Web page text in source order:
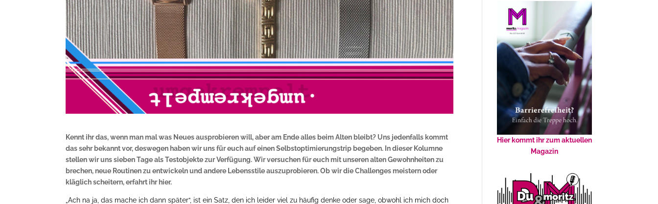
Kennt ihr das, wenn man mal was Neues ausprobieren will, aber am Ende alles beim Alten bleibt? Uns jedenfalls kommt
das sehr bekannt vor, deswegen haben wir uns für euch auf einen Selbstoptimierungstrip begeben. In dieser Kolumne
stellen wir uns sieben Tage als Testobjekte zur Verfügung. Wir versuchen für euch mit unseren alten Gewohnheiten zu
brechen, neue Routinen zu entwickeln und andere Lebensstile auszuprobieren. Ob wir die Challenges meistern oder
kläglich scheitern, erfahrt ihr hier.
„Ach na ja, das mache ich dann später“, ist ein Satz, den ich leider viel zu häufig denke oder sage, obwohl ich mich doch
Hier kommt ihr zum aktuellen
Magazin